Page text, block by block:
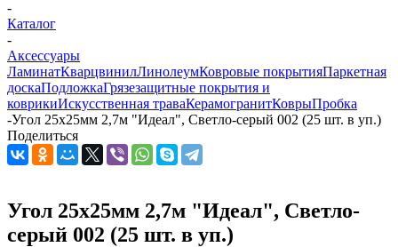
-
Каталог
-
Аксессуары
ЛаминатКварцвинилЛинолеумКовровые покрытияПаркетная
доскаПодложкаГрязезащитные покрытия и
коврикиИскусственная траваКерамогранитКоврыПробка
-Угол 25х25мм 2,7м "Идеал", Светло-серый 002 (25 шт. в уп.)
Поделиться
Угол 25х25мм 2,7м "Идеал", Светло-
серый 002 (25 шт. в уп.)